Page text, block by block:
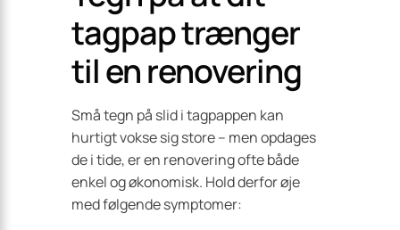
tagpap trænger
til en renovering
Små tegn på slid i tagpappen kan
hurtigt vokse sig store – men opdages
de i tide, er en renovering ofte både
enkel og økonomisk. Hold derfor øje
med følgende symptomer: